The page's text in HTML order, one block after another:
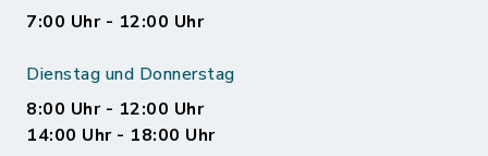
7:00 Uhr - 12:00 Uhr
Dienstag und Donnerstag
8:00 Uhr - 12:00 Uhr
14:00 Uhr - 18:00 Uhr